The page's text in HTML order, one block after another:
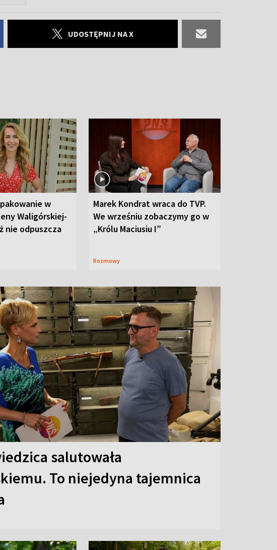
UDOSTĘPNIJ NA X
w
Waligórskiej-
nie odpuszcza
Marek Kondrat wraca do TVP.
We wrześniu zobaczymy go w
„Królu Maciusiu I”
Rozmowy
salutowała
To niejedyna tajemnica